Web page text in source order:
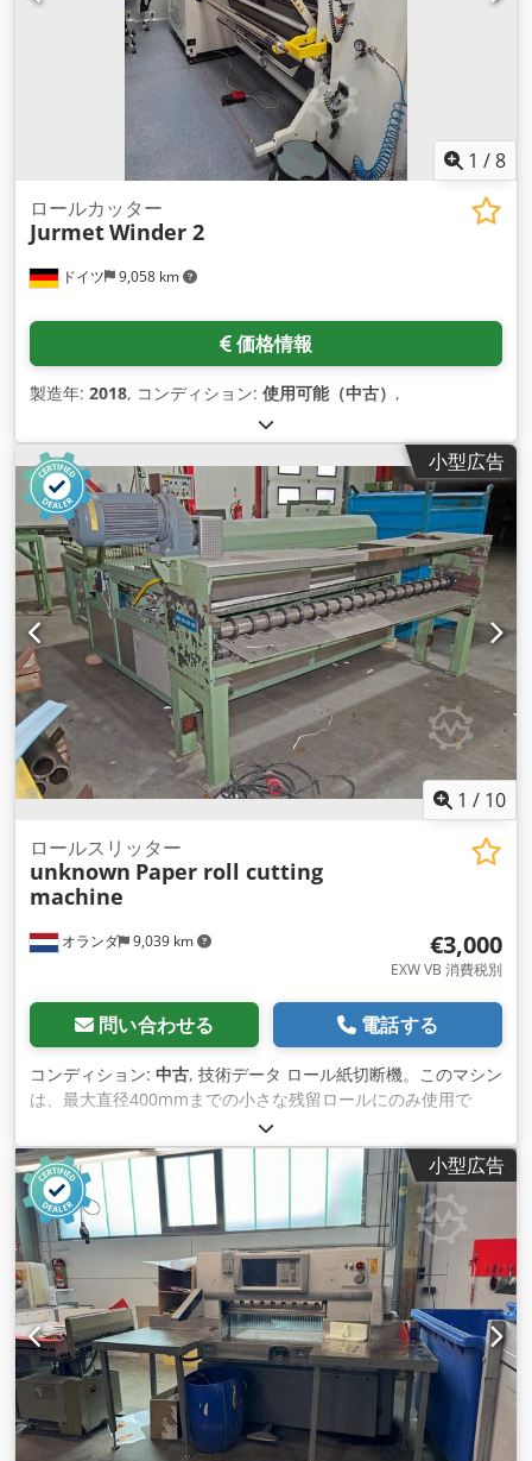
1 /8
ドイツ 9,058 km
ロールカッター
JurmetWinder 2
価格情報
製造年: 2018, コンディション: 使用可能（中古） ,
小型広告
1 / 10
オランダ 9,039 km
ロールスリッター
unknown Paper roll cutting
machine
€3,000
EXW VB 消費税別
問い合わせる 電話する
コンディション: 中古, 技術データ ロール紙切断機。このマシン
は、最大直径400mmまでの小さな残留ロールにのみ使用で
き、これらの残留ロールを自動的に巻き戻し、紙を 短冊状に切
断することで、ベールへのプレス加工を容易にします。 メーカ
ー不明 タイプ不明 製造年不明 ロール用フィードテーブル寸法
ロールホルダー内幅 2,195 mm ロールホルダー内高さ 465 mm
フィードテーブル全体の搬送寸法 2,650 x 1,300 x 2,150 mm
(W x H x D) Cedpeu Tg Spjfx Ac Esrf ローラーカッター寸法 カ
ッティングシャフト内幅 2,250 mm ロールカッター全体の輸送
寸法 3,050 x 1,550 x 550 mm (幅 x 高さ x 奥行き) 備考 詳細な
データや資料はありません。内覧は予約制です。技術的な詳細
やいかなる誤りについても責任を負いません。
小型広告